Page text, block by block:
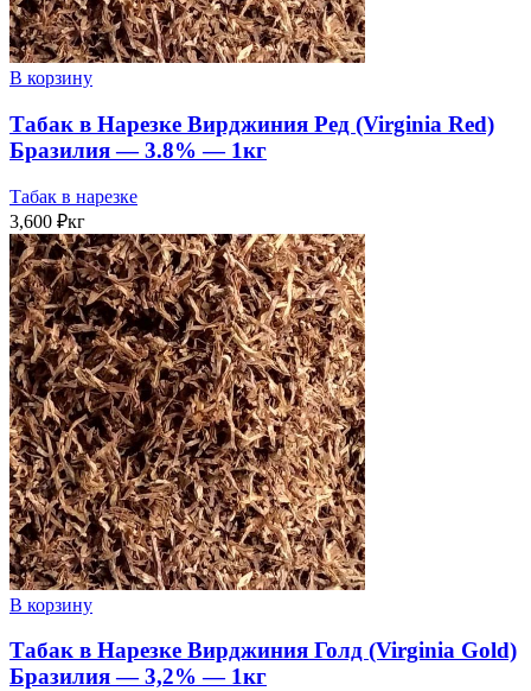
В корзину
Табак в Нарезке Вирджиния Ред (Virginia Red)
Бразилия — 3.8% — 1кг
Табак в нарезке
3,600 ₽кг
В корзину
Табак в Нарезке Вирджиния Голд (Virginia Gold)
Бразилия — 3,2% — 1кг